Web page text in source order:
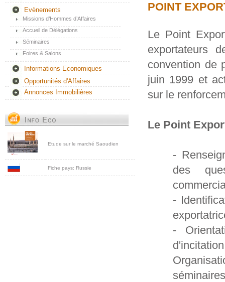
Evènements
Missions d’Hommes d’Affaires
Accueil de Délégations
Séminaires
Foires & Salons
Informations Economiques
Opportunités d'Affaires
Annonces Immobilières
Etude sur le marché Saoudien
Fiche pays: Russie
POINT
Le Point
exportateurs
convention de
juin 1999 et
sur le
Le Point
-
des
-
-